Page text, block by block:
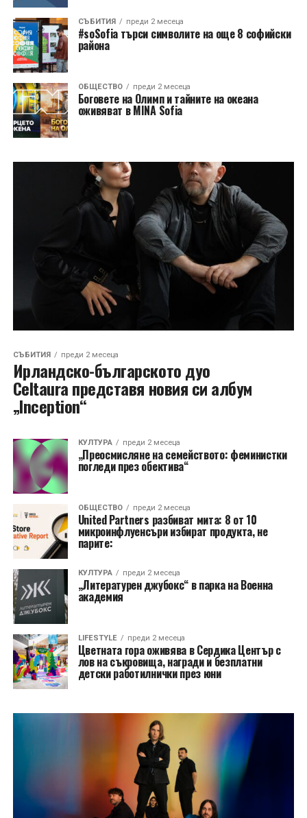
СЪБИТИЯ преди 2 месеца
#soSofia търси символите на още 8 софийски
района
ОБЩЕСТВО преди 2 месеца
Боговете на Олимп и тайните на океана
оживяват в MINA Sofia
СЪБИТИЯ преди 2 месеца
Ирландско-българското дуо
Celtaura представя новия си албум
„Inception“
КУЛТУРА преди 2 месеца
„Преосмисляне на семейството: феминистки
погледи през обектива“
ОБЩЕСТВО преди 2 месеца
United Partners разбиват мита: 8 от 10
микроинфлуенсъри избират продукта, не
парите:
КУЛТУРА преди 2 месеца
„Литературен джубокс“ в парка на Военна
академия
LIFESTYLE преди 2 месеца
Цветната гора оживява в Сердика Център с
лов на съкровища, награди и безплатни
детски работилнички през юни